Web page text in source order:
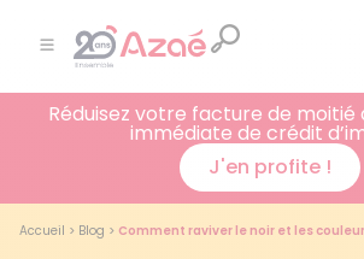
Réduisez votre facture de moitié
immédiate de crédit
J'en profite !
Accueil > Blog > Comment raviver le noir et les